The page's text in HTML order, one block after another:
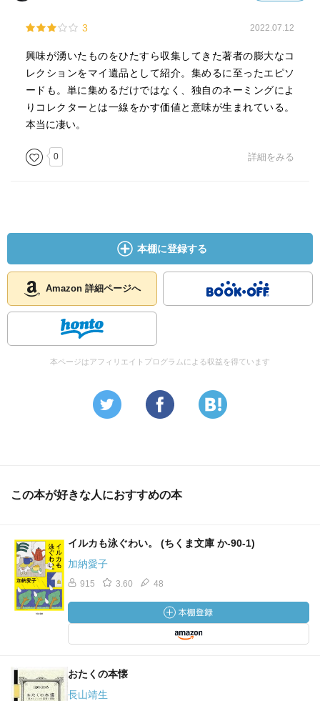
3 2022.07.12
興味が湧いたものをひたすら収集してきた著者の膨大なコ
レクションをマイ遺品として紹介。集めるに至ったエピソ
ードも。単に集めるだけではなく、独自のネーミングによ
りコレクターとは一線をかす価値と意味が生まれている。
本当に凄い。
0 詳細をみる
本棚に登録する
Amazon 詳細ページへ
本ページはアフィリエイトプログラムによる収益を得ています
この本が好きな人におすすめの本
イルカも泳ぐわい。 (ちくま文庫 か-90-1)
加納愛子
915 3.60 48
おたくの本懐
長山靖生